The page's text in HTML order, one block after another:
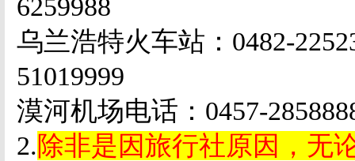
6259988
乌兰浩特火车站： 0482-
51019999
漠河机场电话： 0457-
2.除非是因旅行社原因，无